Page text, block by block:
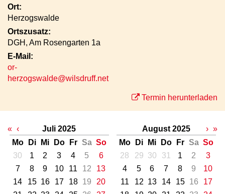
Ort:
Herzogswalde
Ortszusatz:
DGH, Am Rosengarten 1a
E-Mail:
or-
herzogswalde@wilsdruff.net
Termin herunterladen
« ‹
Juli 2025
Mo
Di Mi Do Fr Sa So
30
1 2 3 4 5
6
7
8 9 10 11 12
13
14
15 16 17 18 19
20
August 2025
Mo
Di Mi Do Fr Sa So
28
29 30 31 1 2
3
4
5 6 7 8 9
10
11
12 13 14 15 16
17
› »